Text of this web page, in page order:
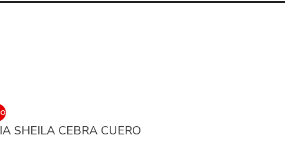
SHEILA CEBRA CUERO